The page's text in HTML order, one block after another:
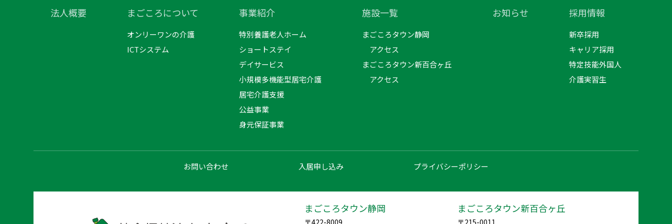
法人概要 まごころについて
オンリーワンの介護
ICTシステム
事業紹介
特別養護老人ホーム
ショートステイ
デイサービス
小規模多機能型居宅介護
居宅介護支援
公益事業
身元保証事業
施設一覧
まごころタウン静岡
アクセス
まごころタウン新百合ヶ丘
アクセス
お知らせ 採用情報
新卒採用
キャリア採用
特定技能外国人
介護実習生
お問い合わせ 入居申し込み プライバシーポリシー
まごころタウン静岡 まごころタウン新百合ヶ丘